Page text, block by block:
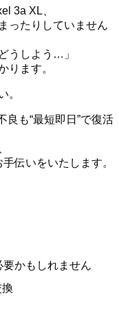
3a XL、
ったりしていません
うしよう…」
ります。
。
良も“最短即日”で復活
伝いをいたします。
かもしれません